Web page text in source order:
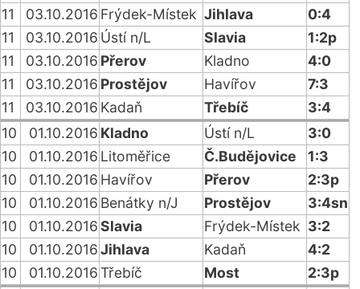
11
03.10.2016 Frýdek-Místek Jihlava
0:4
11
03.10.2016 Ústí n/L Slavia
1:2p
11
03.10.2016 Přerov Kladno
4:0
11
03.10.2016 Prostějov Havířov
7:3
11
03.10.2016 Kadaň Třebíč
3:4
10
01.10.2016 Kladno Ústí n/L
3:0
10
01.10.2016 Litoměřice Č.Budějovice
1:3
10
01.10.2016 Havířov Přerov
2:3p
10
01.10.2016 Benátky n/J Prostějov
3:4sn
10
01.10.2016Slavia Frýdek-Místek 3:2
10
01.10.2016Jihlava Kadaň
4:2
10
01.10.2016Třebíč Most
2:3p